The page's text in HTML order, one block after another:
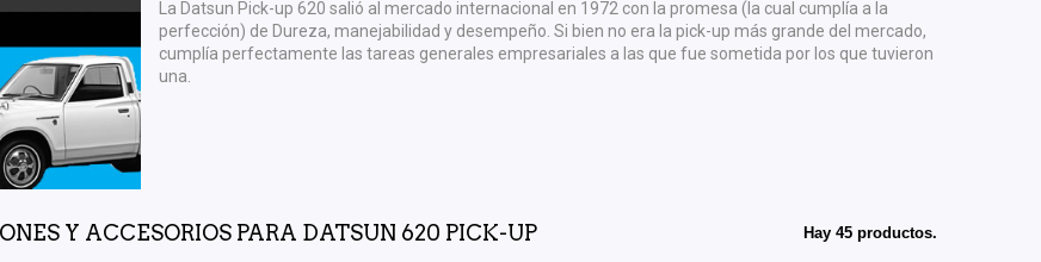
La Datsun Pick-up 620 salió al mercado internacional en 1972 con la promesa (la cual cumplía a la
perfección) de Dureza, manejabilidad y desempeño. Si bien no era la pick-up más grande del mercado,
cumplía perfectamente las tareas generales empresariales a las que fue sometida por los que tuvieron
una.
Y ACCESORIOS PARA DATSUN 620 PICK-UP Hay 45 productos.